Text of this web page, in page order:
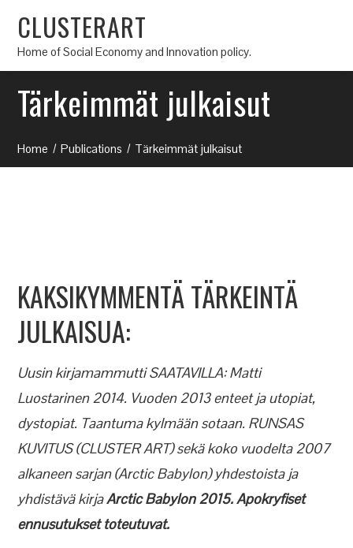
CLUSTERART
Home of Social Economy and Innovation policy.
Tärkeimmät julkaisut
Home Publications Tärkeimmät julkaisut
KAKSIKYMMENTÄ TÄRKEINTÄ
JULKAISUA:
Uusin kirjamammutti SAATAVILLA: Matti
Luostarinen 2014. Vuoden 2013 enteet ja utopiat,
dystopiat. Taantuma kylmään sotaan. RUNSAS
KUVITUS (CLUSTER ART) sekä koko vuodelta 2007
alkaneen sarjan (Arctic Babylon) yhdestoista ja
yhdistävä kirjaArctic Babylon 2015. Apokryfiset
ennusutukset toteutuvat.